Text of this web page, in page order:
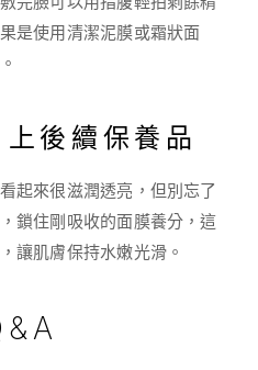
是使用清潔泥膜或霜狀面
後續保養品
起來很滋潤透亮，但別忘了
鎖住剛吸收的面膜養分，這
讓肌膚保持水嫩光滑。